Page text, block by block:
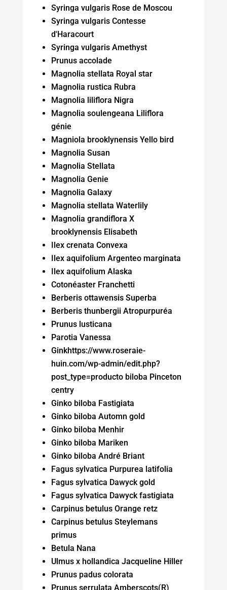
Syringa vulgaris Rose de Moscou
Syringa vulgaris Contesse
d'Haracourt
Syringa vulgaris Amethyst
Prunus accolade
Magnolia stellata Royal star
Magnolia rustica Rubra
Magnolia liliflora Nigra
Magnolia soulengeana Liliflora
génie
Magniola brooklynensis Yello bird
Magnolia Susan
Magnolia Stellata
Magnolia Genie
Magnolia Galaxy
Magnolia stellata Waterlily
Magnolia grandiflora X
brooklynensis Elisabeth
Ilex crenata Convexa
Ilex aquifolium Argenteo marginata
Ilex aquifolium Alaska
Cotonéaster Franchetti
Berberis ottawensis Superba
Berberis thunbergii Atropurpuréa
Prunus lusticana
Parotia Vanessa
Ginkhttps://www.roseraie-
huin.com/wp-admin/edit.php?
post_type=producto biloba Pinceton
centry
Ginko biloba Fastigiata
Ginko biloba Automn gold
Ginko biloba Menhir
Ginko biloba Mariken
Ginko biloba André Briant
Fagus sylvatica Purpurea latifolia
Fagus sylvatica Dawyck gold
Fagus sylvatica Dawyck fastigiata
Carpinus betulus Orange retz
Carpinus betulus Steylemans
primus
Betula Nana
Ulmus x hollandica Jacqueline Hiller
Prunus padus colorata
Prunus serrulata Amberscots(R)